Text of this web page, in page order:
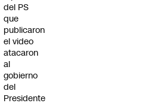
del PS
que
publicaron
el video
atacaron
al
gobierno
del
Presidente